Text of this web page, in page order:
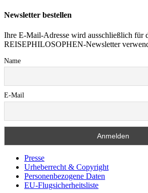
Newsletter bestellen
Ihre E-Mail-Adresse wird ausschließlich für
REISEPHILOSOPHEN-Newsletter
Name
E-Mail
Presse
Urheberrecht & Copyright
Personenbezogene Daten
EU-Flugsicherheitsliste